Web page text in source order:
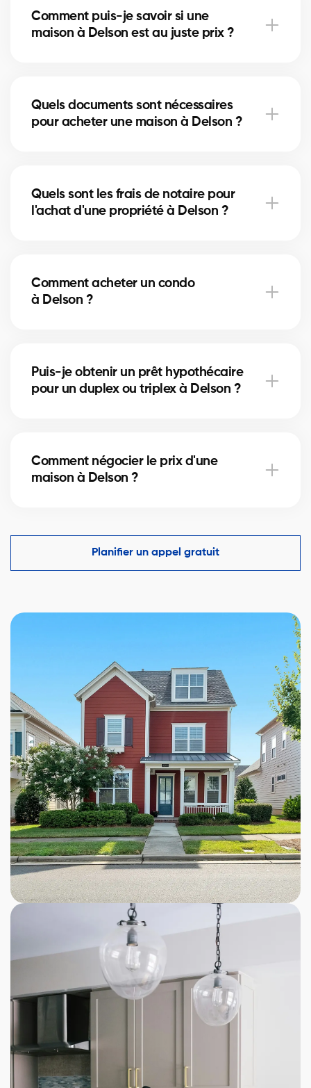
immeuble locatif. Nos courtiers vous aident à trouver
la propriété qui correspond à vos objectifs et à votre
Comment puis-je savoir si une
maison à Delson est au juste prix ?
pour vous donner une estimation précise et vous
éviter de surpayer.
Quels documents sont nécessaires
pour acheter une maison à Delson ?
pièce d'identité et d'une lettre de préapprobation.
Nos experts vous accompagnent dans chaque
Quels sont les frais de notaire pour
l'achat d'une propriété à Delson ?
vérification des titres et l’inscription hypothécaire.
Nos courtiers peuvent vous aider à estimer ces
Comment acheter un condo
à Delson ?
de la copropriété. Nos courtiers vous guident pour
éviter les mauvaises surprises.
Puis-je obtenir un prêt hypothécaire
pour un duplex ou triplex à Delson ?
vous aident à financer votre projet immobilier et
optimiser votre mise de fonds.
Comment négocier le prix d'une
maison à Delson ?
comparables du marché à Delson et vous aide à
faire une offre compétitive tout en protégeant vos
intérêts.
Planifier un appel gratuit